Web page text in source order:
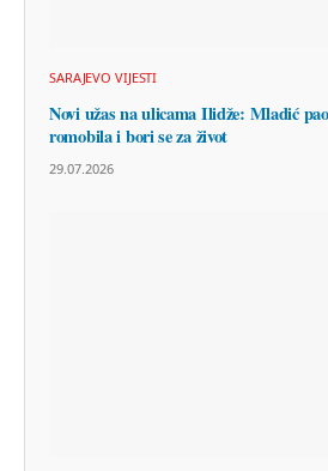
SARAJEVO VIJESTI
Novi užas na ulicama Ilidže: Mladić
romobila i bori se za život
29.07.2026